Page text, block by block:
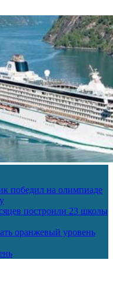
победил на олимпиаде
построили 23 школы
оранжевый уровень